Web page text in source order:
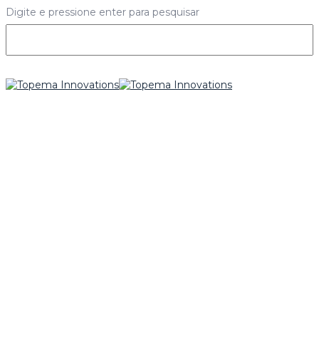
Digite e pressione enter para pesquisar